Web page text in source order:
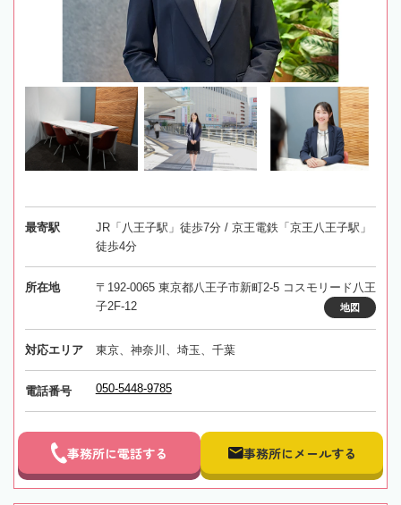
最寄駅
JR「八王子駅」徒歩7分 / 京王電鉄「京王八王子駅」
徒歩4分
所在地
〒192-0065 東京都八王子市新町2-5 コスモリード八王
子2F-12
地図
対応エリア 東京、神奈川、埼玉、千葉
電話番号 050-5448-9785
事務所に電話する 事務所にメールする